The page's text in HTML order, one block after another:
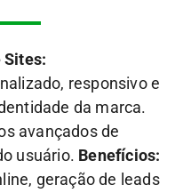
Sites:
responsivo e
da marca.
avançados de
usuário. Benefícios:
geração de leads